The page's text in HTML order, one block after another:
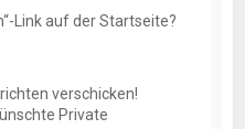
Link auf der Startseite?
verschicken!
Private